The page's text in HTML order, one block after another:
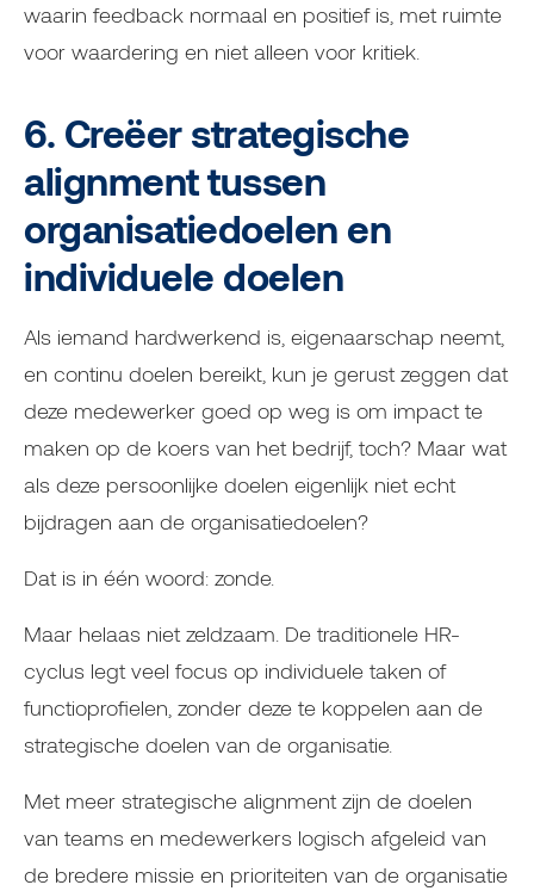
waarin feedback normaal en positief is, met ruimte
voor waardering en niet alleen voor kritiek.
6. Creëer strategische
alignment tussen
organisatiedoelen en
individuele doelen
Als iemand hardwerkend is, eigenaarschap neemt,
en continu doelen bereikt, kun je gerust zeggen dat
deze medewerker goed op weg is om impact te
maken op de koers van het bedrijf, toch? Maar wat
als deze persoonlijke doelen eigenlijk niet echt
bijdragen aan de organisatiedoelen?
Dat is in één woord: zonde.
Maar helaas niet zeldzaam. De traditionele HR-
cyclus legt veel focus op individuele taken of
functioprofielen, zonder deze te koppelen aan de
strategische doelen van de organisatie.
Met meer strategische alignment zijn de doelen
van teams en medewerkers logisch afgeleid van
de bredere missie en prioriteiten van de organisatie